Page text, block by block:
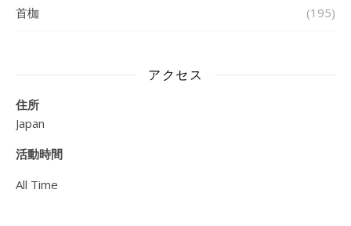
首枷 (195)
アクセス
住所
Japan
活動時間
All Time